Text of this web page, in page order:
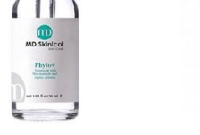
NT$3,200。